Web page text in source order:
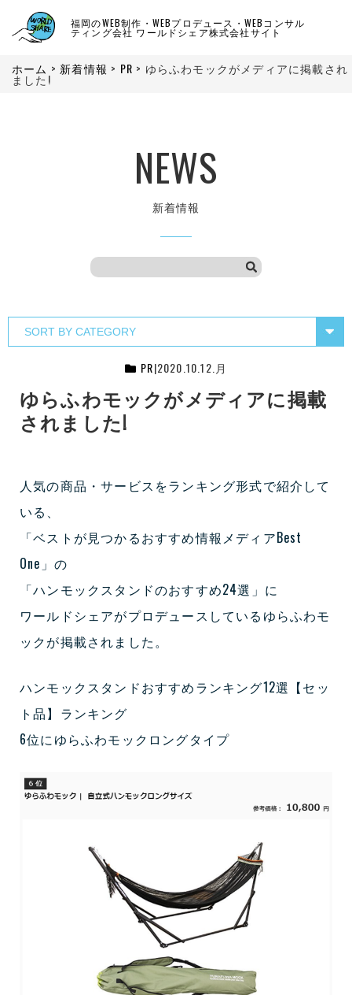
ホーム > 新着情報 > PR > ゆらふわモックがメディアに掲載され
ました!
NEWS
新着情報
PR|2020.10.12.月
ゆらふわモックがメディアに掲載
されました!
人気の商品・サービスをランキング形式で紹介して
いる、
「ベストが見つかるおすすめ情報メディアBest
One」の
「ハンモックスタンドのおすすめ24選」に
ワールドシェアがプロデュースしているゆらふわモ
ックが掲載されました。
ハンモックスタンドおすすめランキング12選【セッ
ト品】ランキング
6位にゆらふわモックロングタイプ
福岡のWEB制作・WEBプロデュース・WEBコンサル
ティング会社 ワールドシェア株式会社サイト